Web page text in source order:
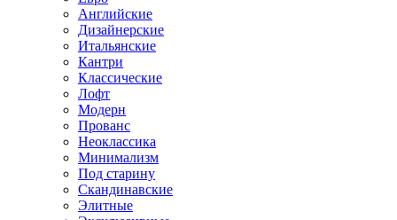
Английские
Дизайнерские
Итальянские
Кантри
Классические
Лофт
Модерн
Прованс
Неоклассика
Минимализм
Под старину
Скандинавские
Элитные